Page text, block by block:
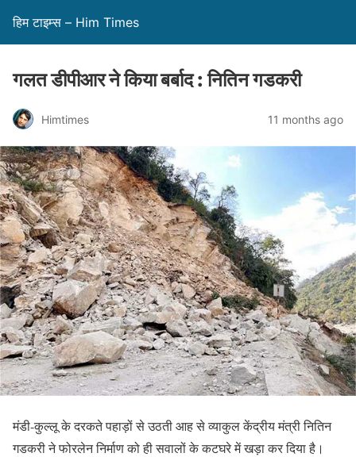
हिम टाइम्स – Him Times
गलत डीपीआर ने किया बर्बाद : नितिन गडकरी
Himtimes 11 months ago
मंडी-कुल्लू के दरकते पहाड़ों से उठती आह से व्याकुल केंद्रीय मंत्री नितिन
गडकरी ने फोरलेन निर्माण को ही सवालों के कटघरे में खड़ा कर दिया है।